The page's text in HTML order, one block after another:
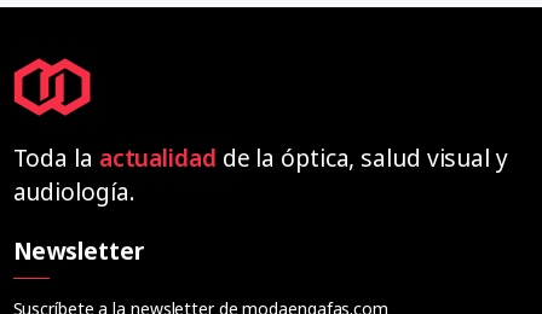
Toda la actualidad de la óptica, salud visual y
audiología.
Newsletter
Suscríbete a la newsletter de modaengafas.com